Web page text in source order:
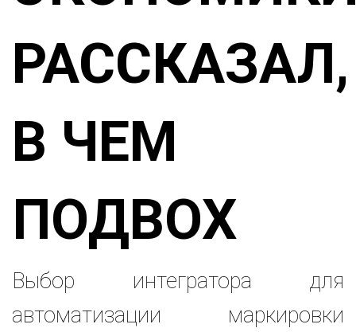
РАССКАЗАЛ,
В ЧЕМ
ПОДВОХ
Выбор интегратора для
автоматизации маркировки